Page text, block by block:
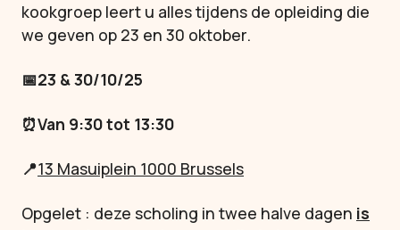
kookgroep leert u alles tijdens de opleiding die
we geven op 23 en 30 oktober.
📅23 & 30/10/25
⏰Van 9:30 tot 13:30
📍13 Masuiplein 1000 Brussels
Opgelet : deze scholing in twee halve dagen is